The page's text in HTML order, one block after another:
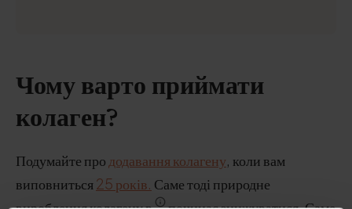
Чому варто приймати
колаген?
Подумайте про додавання колагену , коли вам
виповниться25 років. Саме тоді природне